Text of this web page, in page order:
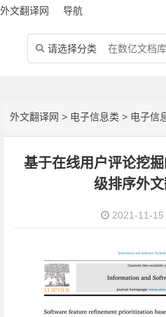
外文翻译网 导航
 请选择分类
外文翻译网 > 电子信息类 > 电子信
基于在线用户评论挖
级排序外
2021-11-15